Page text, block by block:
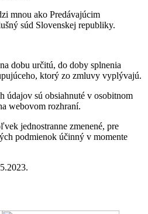
mnou ako Predávajúcim
súd Slovenskej republiky.
dobu určitú, do doby splnenia
ktorý zo zmluvy vyplývajú.
údajov sú obsiahnuté v osobitnom
webovom rozhraní.
jednostranne zmenené, pre
podmienok účinný v momente